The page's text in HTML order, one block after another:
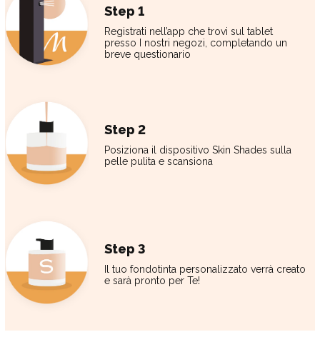
Step 1
Registrati nell’app che trovi sul tablet
presso I nostri negozi, completando un
breve questionario
Step 2
Posiziona il dispositivo Skin Shades sulla
pelle pulita e scansiona
Step 3
Il tuo fondotinta personalizzato verrà creato
e sarà pronto per Te!